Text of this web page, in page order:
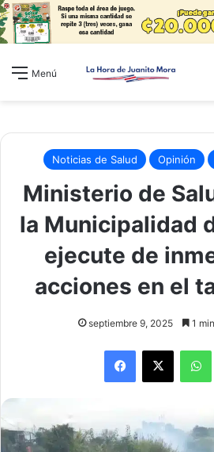
Menú
Noticias de Salud Opinión
Ministerio de
la Municipalidad
ejecute de
acciones en el
septiembre 9, 2025 1